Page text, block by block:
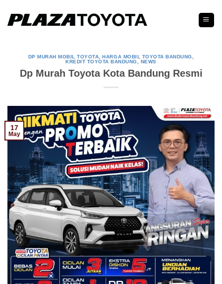
content
DP MURAH MOBIL TOYOTA ,HARGA MOBIL TOYOTA BANDUNG
KREDIT TOYOTA BANDUNG
NEWS
Dp Murah Toyota Kota Bandung Resmi
17
May